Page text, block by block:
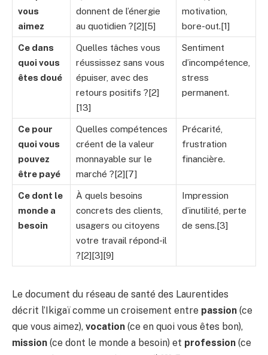
vous
aimez
donnent de l’énergie
au quotidien ?[2][5]
motivation,
bore-out.[1]
Ce dans
quoi vous
êtes doué
Quelles tâches vous
réussissez sans vous
épuiser, avec des
retours positifs ?[2]
[13]
Sentiment
d’incompétence,
stress
permanent.
Ce pour
quoi vous
pouvez
être payé
Quelles compétences
créent de la valeur
monnayable sur le
marché ?[2][7]
Précarité,
frustration
financière.
Ce dont le
monde a
besoin
À quels besoins
concrets des clients,
usagers ou citoyens
votre travail répond-il
?[2][3][9]
Impression
d’inutilité, perte
de sens.[3]
Le document du réseau de santé des Laurentides
décrit l’Ikigaï comme un croisement entre passion (ce
que vous aimez), vocation (ce en quoi vous êtes bon),
mission (ce dont le monde a besoin) et profession (ce